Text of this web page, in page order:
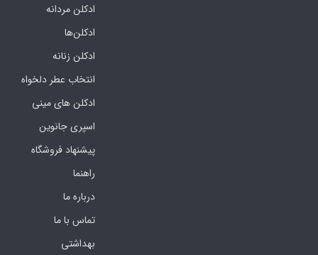
ادکلن مردانه
ادکلن‌ها
ادکلن زنانه
انتخاب عطر دلخواه
ادکلن های مینی
اسپری جانوین
پیشنهاد فروشگاه
راهنما
درباره ما
تماس با ما
بهداشتی